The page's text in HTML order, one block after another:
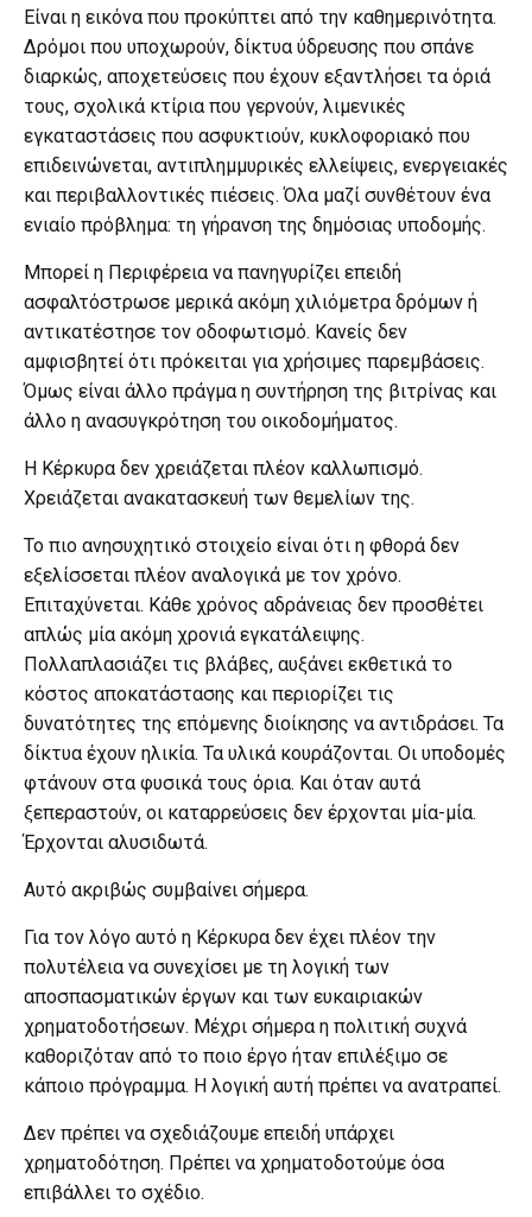
Είναι η εικόνα που προκύπτει από την καθημερινότητα.
Δρόμοι που υποχωρούν, δίκτυα ύδρευσης που σπάνε
διαρκώς, αποχετεύσεις που έχουν εξαντλήσει τα όριά
τους, σχολικά κτίρια που γερνούν, λιμενικές
εγκαταστάσεις που ασφυκτιούν, κυκλοφοριακό που
επιδεινώνεται, αντιπλημμυρικές ελλείψεις, ενεργειακές
και περιβαλλοντικές πιέσεις. Όλα μαζί συνθέτουν ένα
ενιαίο πρόβλημα: τη γήρανση της δημόσιας υποδομής.
Μπορεί η Περιφέρεια να πανηγυρίζει επειδή
ασφαλτόστρωσε μερικά ακόμη χιλιόμετρα δρόμων ή
αντικατέστησε τον οδοφωτισμό. Κανείς δεν
αμφισβητεί ότι πρόκειται για χρήσιμες παρεμβάσεις.
Όμως είναι άλλο πράγμα η συντήρηση της βιτρίνας και
άλλο η ανασυγκρότηση του οικοδομήματος.
Η Κέρκυρα δεν χρειάζεται πλέον καλλωπισμό.
Χρειάζεται ανακατασκευή των θεμελίων της.
Το πιο ανησυχητικό στοιχείο είναι ότι η φθορά δεν
εξελίσσεται πλέον αναλογικά με τον χρόνο.
Επιταχύνεται. Κάθε χρόνος αδράνειας δεν προσθέτει
απλώς μία ακόμη χρονιά εγκατάλειψης.
Πολλαπλασιάζει τις βλάβες, αυξάνει εκθετικά το
κόστος αποκατάστασης και περιορίζει τις
δυνατότητες της επόμενης διοίκησης να αντιδράσει. Τα
δίκτυα έχουν ηλικία. Τα υλικά κουράζονται. Οι υποδομές
φτάνουν στα φυσικά τους όρια. Και όταν αυτά
ξεπεραστούν, οι καταρρεύσεις δεν έρχονται μία-μία.
Έρχονται αλυσιδωτά.
Αυτό ακριβώς συμβαίνει σήμερα.
Για τον λόγο αυτό η Κέρκυρα δεν έχει πλέον την
πολυτέλεια να συνεχίσει με τη λογική των
αποσπασματικών έργων και των ευκαιριακών
χρηματοδοτήσεων. Μέχρι σήμερα η πολιτική συχνά
καθοριζόταν από το ποιο έργο ήταν επιλέξιμο σε
κάποιο πρόγραμμα. Η λογική αυτή πρέπει να ανατραπεί.
Δεν πρέπει να σχεδιάζουμε επειδή υπάρχει
χρηματοδότηση. Πρέπει να χρηματοδοτούμε όσα
επιβάλλει το σχέδιο.